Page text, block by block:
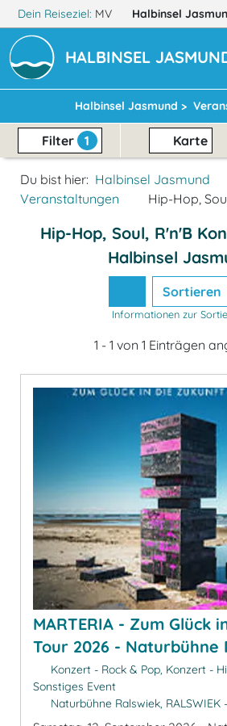
Dein Reiseziel: MV Halbinsel
HALBINSEL
Halbinsel Jasmund >
Filter 1 Karte
Du bist hier: Halbinsel Jasmund
Veranstaltungen
Hip-Hop,
Hip-Hop, Soul, R'n'B
Halbinsel
Sortieren
Informationen zur
1 - 1 von 1 Einträgen
MARTERIA - Zum Glück
Tour 2026 - Naturbühne
Konzert - Rock & Pop, Konzert -
Sonstiges Event
Naturbühne Ralswiek, RALSWIEK